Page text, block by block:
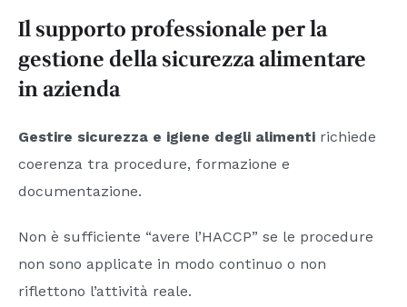
Il supporto professionale per la
gestione della sicurezza alimentare
in azienda
Gestire sicurezza e igiene degli alimenti richiede
coerenza tra procedure, formazione e
documentazione.
Non è sufficiente “avere l’HACCP” se le procedure
non sono applicate in modo continuo o non
riflettono l’attività reale.